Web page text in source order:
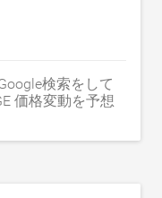
検索をして
価格変動を予想